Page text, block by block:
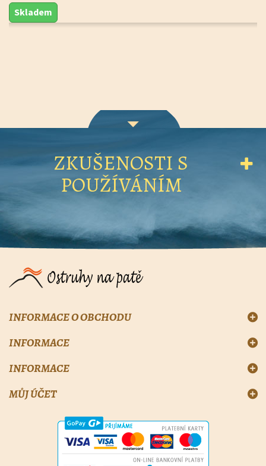
Skladem
ZKUŠENOSTI S
POUŽÍVÁNÍM
INFORMACE O OBCHODU
INFORMACE
INFORMACE
MŮJ ÚČET